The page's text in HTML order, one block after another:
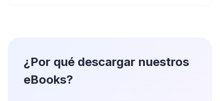
¿Por qué descargar nuestros
eBooks?